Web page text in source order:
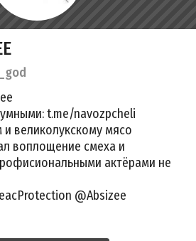
t.me/navozpcheli
великолукскому мясо
воплощение смеха и
актёрами не
@Absizee